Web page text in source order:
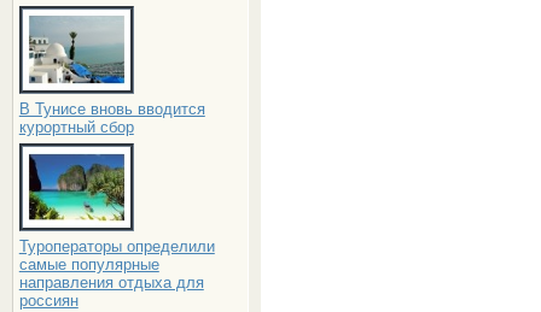
В Тунисе вновь вводится
курортный сбор
Туроператоры определили
самые популярные
направления отдыха для
россиян